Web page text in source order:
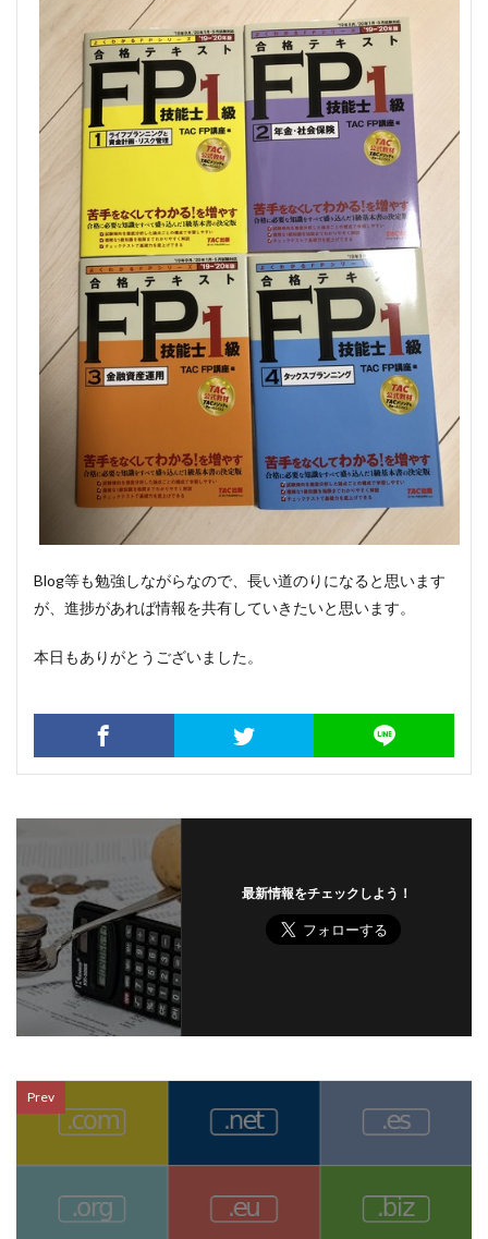
Blog等も勉強しながらなので、長い道のりになると思います
が、進捗があれば情報を共有していきたいと思います。
本日もありがとうございました。
最新情報をチェックしよう！
Prev